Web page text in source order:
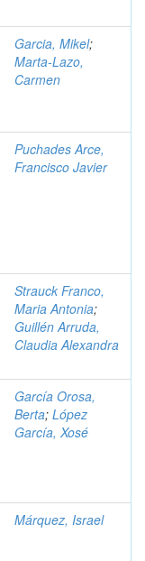
Garcia, Mikel;
Marta-Lazo,
Carmen
Puchades Arce,
Francisco Javier
Strauck Franco,
Maria Antonia;
Guillén Arruda,
Claudia Alexandra
García Orosa,
Berta; López
García, Xosé
Márquez, Israel